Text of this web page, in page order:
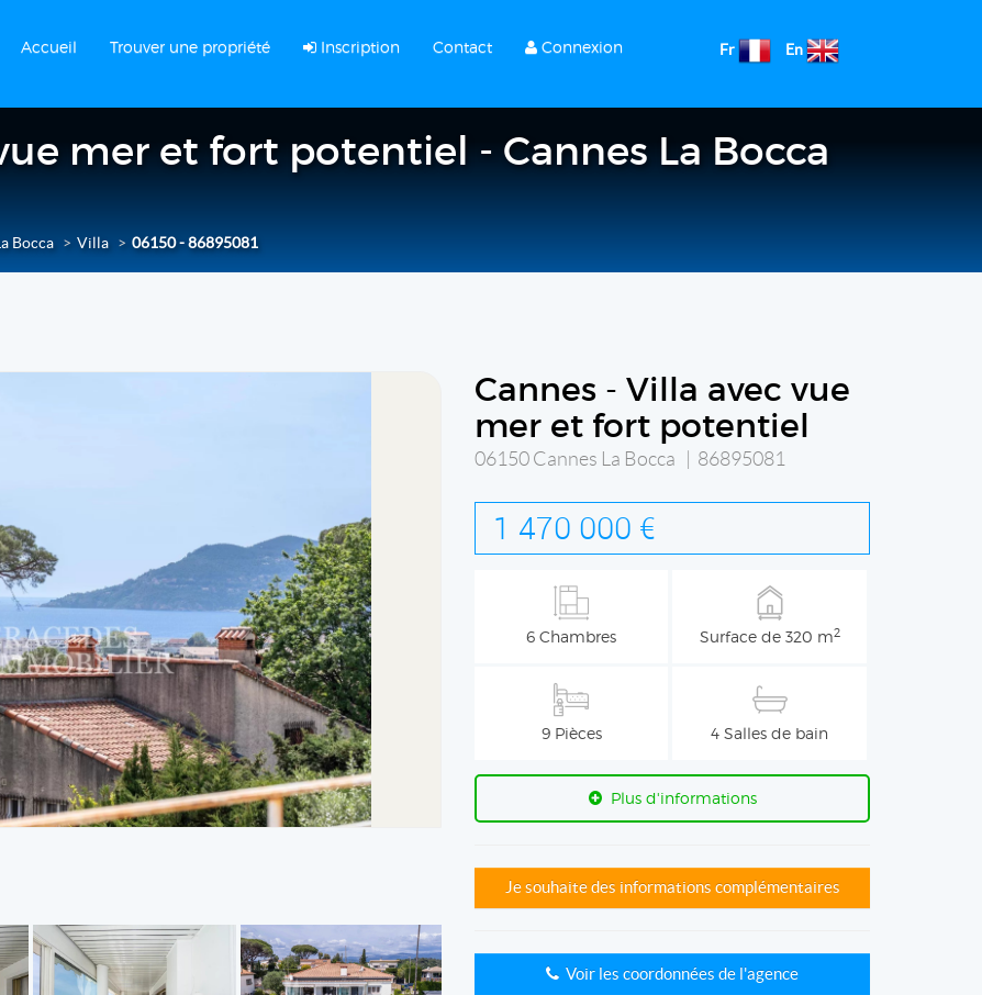
Accueil Trouver une propriété Inscription Contact Connexion Fr En
mer et fort potentiel - Cannes La Bocca
Bocca Villa 06150 - 86895081
Cannes - Villa avec vue
mer et fort potentiel
06150 Cannes La Bocca | 86895081
1 470 000 €
6 Chambres Surface de 320 m2
9 Pièces 4 Salles de bain
Plus d'informations
Je souhaite des informations complémentaires
Voir les coordonnées de l'agence